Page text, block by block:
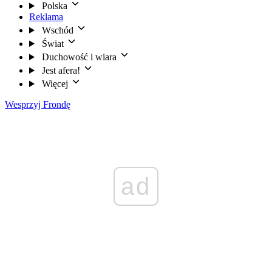
Polska
Reklama
Wschód
Świat
Duchowość i wiara
Jest afera!
Więcej
Wesprzyj Frondę
ad